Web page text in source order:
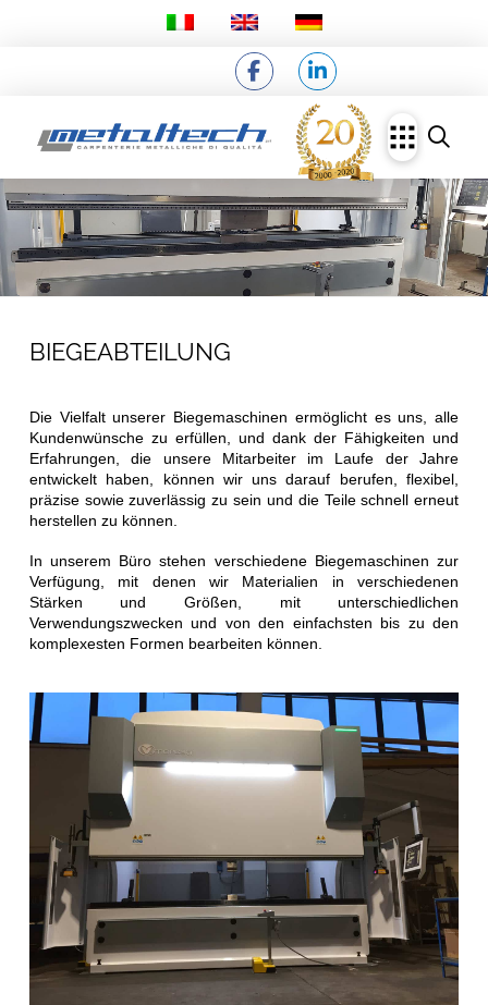
BIEGEABTEILUNG
Die Vielfalt unserer Biegemaschinen ermöglicht es uns, alle
Kundenwünsche zu erfüllen, und dank der Fähigkeiten und
Erfahrungen, die unsere Mitarbeiter im Laufe der Jahre
entwickelt haben, können wir uns darauf berufen, flexibel,
präzise sowie zuverlässig zu sein und die Teile schnell erneut
herstellen zu können.
In unserem Büro stehen verschiedene Biegemaschinen zur
Verfügung, mit denen wir Materialien in verschiedenen
Stärken und Größen, mit unterschiedlichen
Verwendungszwecken und von den einfachsten bis zu den
komplexesten Formen bearbeiten können.